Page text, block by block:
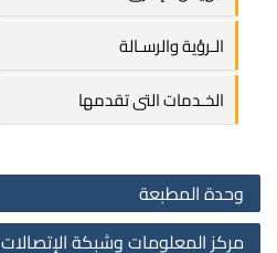
الـرؤية والرسـالة
الخـدمات التى تقدمها
وحدة المطبعة
مركز المعلومات وشبكة اﻹتصالات